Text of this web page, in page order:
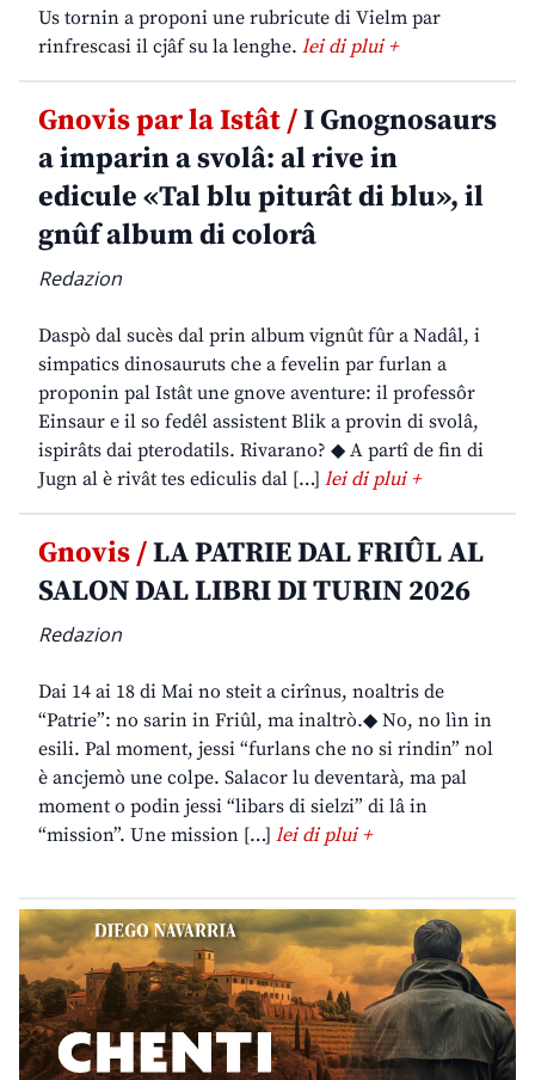
Us tornin a proponi une rubricute di Vielm par
rinfrescasi il cjâf su la lenghe. lei di plui +
Gnovis par la Istât /I Gnognosaurs
a imparin a svolâ: al rive in
edicule «Tal blu piturât di blu», il
gnûf album di colorâ
Redazion
Daspò dal sucès dal prin album vignût fûr a Nadâl, i
simpatics dinosauruts che a fevelin par furlan a
proponin pal Istât une gnove aventure: il professôr
Einsaur e il so fedêl assistent Blik a provin di svolâ,
ispirâts dai pterodatils. Rivarano? ◆ A partî de fin di
Jugn al è rivât tes ediculis dal […] lei di plui +
Gnovis /LA PATRIE DAL FRIÛL AL
SALON DAL LIBRI DI TURIN 2026
Redazion
Dai 14 ai 18 di Mai no steit a cirînus, noaltris de
“Patrie”: no sarin in Friûl, ma inaltrò.◆ No, no lìn in
esili. Pal moment, jessi “furlans che no si rindin” nol
è ancjemò une colpe. Salacor lu deventarà, ma pal
moment o podin jessi “libars di sielzi” di lâ in
“mission”. Une mission […] lei di plui +